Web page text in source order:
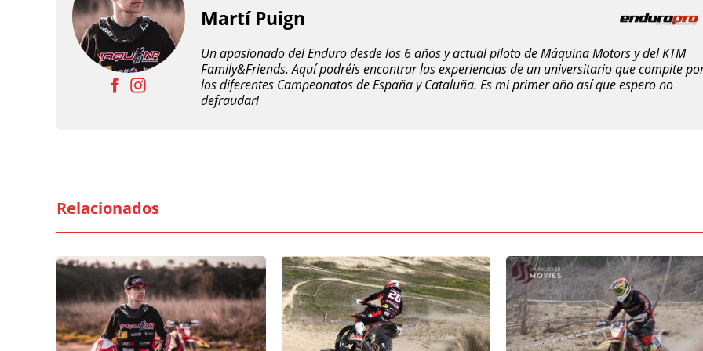
Martí Puign
Un apasionado del Enduro desde los 6 años y actual piloto de Máquina Motors y del KTM
Family&Friends. Aquí podréis encontrar las experiencias de un universitario que compite
los diferentes Campeonatos de España y Cataluña. Es mi primer año así que espero no
defraudar!
Relacionados